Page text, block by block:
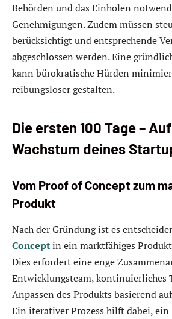
Behörden und das Einholen
Genehmigungen. Zudem müssen
berücksichtigt und entsprechende
abgeschlossen werden. Eine
kann bürokratische Hürden
reibungsloser gestalten.
Die ersten 100 Tage –
Wachstum deines
Vom Proof of Concept zum
Produkt
Nach der Gründung ist es
Conceptin ein marktfähiges
Dies erfordert eine enge
Entwicklungsteam, kontinuierliches
Anpassen des Produkts basierend
Ein iterativer Prozess hilft dabei, ein